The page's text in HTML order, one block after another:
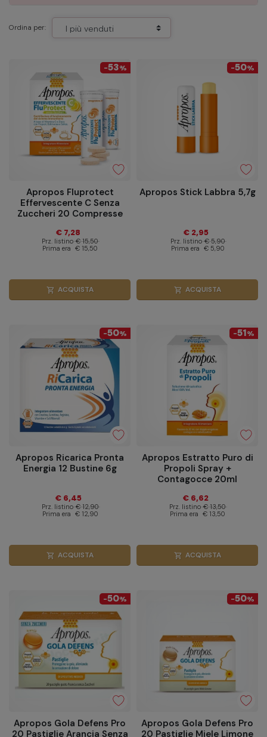
Ordina per:
-53%
Apropos Fluprotect
Effervescente C Senza
Zuccheri 20 Compresse
€ 7,28
Prz. listino € 15,50
Prima era € 15,50
shopping_cart ACQUISTA
-50%
Apropos Stick Labbra 5,7g
€ 2,95
Prz. listino € 5,90
Prima era € 5,90
shopping_cart ACQUISTA
-50%
Apropos Ricarica Pronta
Energia 12 Bustine 6g
€ 6,45
Prz. listino € 12,90
Prima era € 12,90
shopping_cart ACQUISTA
-51%
Apropos Estratto Puro di
Propoli Spray +
Contagocce 20ml
€ 6,62
Prz. listino € 13,50
Prima era € 13,50
shopping_cart ACQUISTA
-50%
Apropos Gola Defens Pro
20 Pastiglie Arancia Senza
-50%
Apropos Gola Defens Pro
20 Pastiglie Miele Limone